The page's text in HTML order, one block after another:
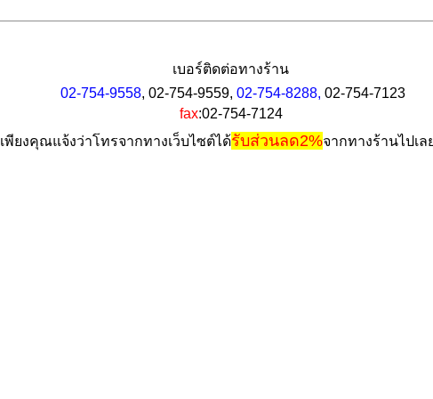
เบอร์ติดต่อทางร้าน
02-754-9558, 02-754-9559, 02-754-8288, 02-754-7123
fax:02-754-7124
เพียงคุณแจ้งว่าโทรจากทางเว็บไซต์​ได้รับส่วนลด2%จากทางร้านไปเล